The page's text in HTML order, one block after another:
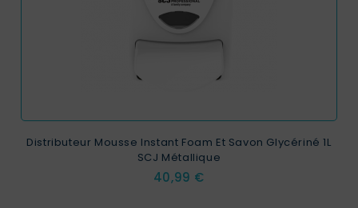
Distributeur Mousse Instant Foam Et Savon Glycériné 1L
SCJ Métallique
Prix
40,99 €